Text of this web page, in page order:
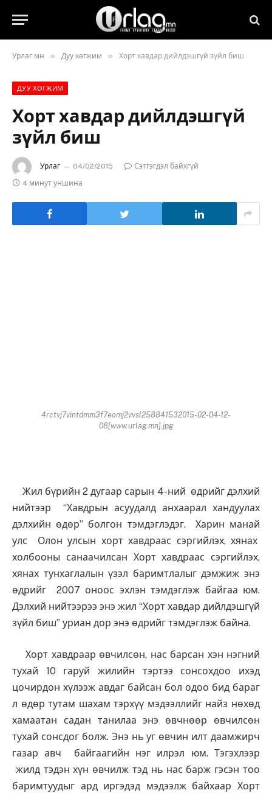
Урлаг.мн » Дуу хөгжим » Хорт хавдар дийлдэшгүй зүйл биш
ДУУ ХӨГЖИМ
Хорт хавдар дийлдэшгүй
зүйл биш
Урлаг 04/02/2015
Сэтгэгдэл байхгүй
4 минут уншина
4rctvj7vintdmm3f7eomj2vvsl258841532015-02-04-12-
08[www.urlag.mn].jpg
Жил бүрийн 2 дугаар сарын 4-ний өдрийг дэлхий
нийтээр “Хавдрын асуудалд анхаарал хандуулах
дэлхийн өдөр” болгон тэмдэглэдэг. Харин манай
улс Олон улсын хорт хавдраас сэргийлэх, хянах
холбооны санаачилсан Хорт хавдраас сэргийлэх,
хянах тунхаглалын үзэл баримтлалыг дэмжиж энэ
өдрийг 2007 оноос эхлэн тэмдэглэж байгаа юм.
Дэлхий нийтээрээ энэ жил “Хорт хавдар дийлдэшгүй
зүйл биш” уриан дор энэ өдрийг тэмдэглэж байна.
Хорт хавдраар өвчилсөн, нас барсан хэн нэгний
тухай 10 гаруй жилийн тэртээ сонсохдоо ихэд
цочирдон хүлээж авдаг байсан бол одоо бид бараг
л өдөр тутам шахам тэрхүү мэдээллийг найз нөхөд
хамаатан садан танилаа энэ өвчнөөр өвчилсөн
тухай сонсдог болж. Энэ нь уг өвчин илт даамжирч
газар авч байгаагийн нэг илрэл юм. Тэгэхлээр
жилд тэдэн хүн өвчилж тэд нь нас барж гэсэн тоо
баримтуудыг ард иргэдэд мэдээлж байхаар Хорт